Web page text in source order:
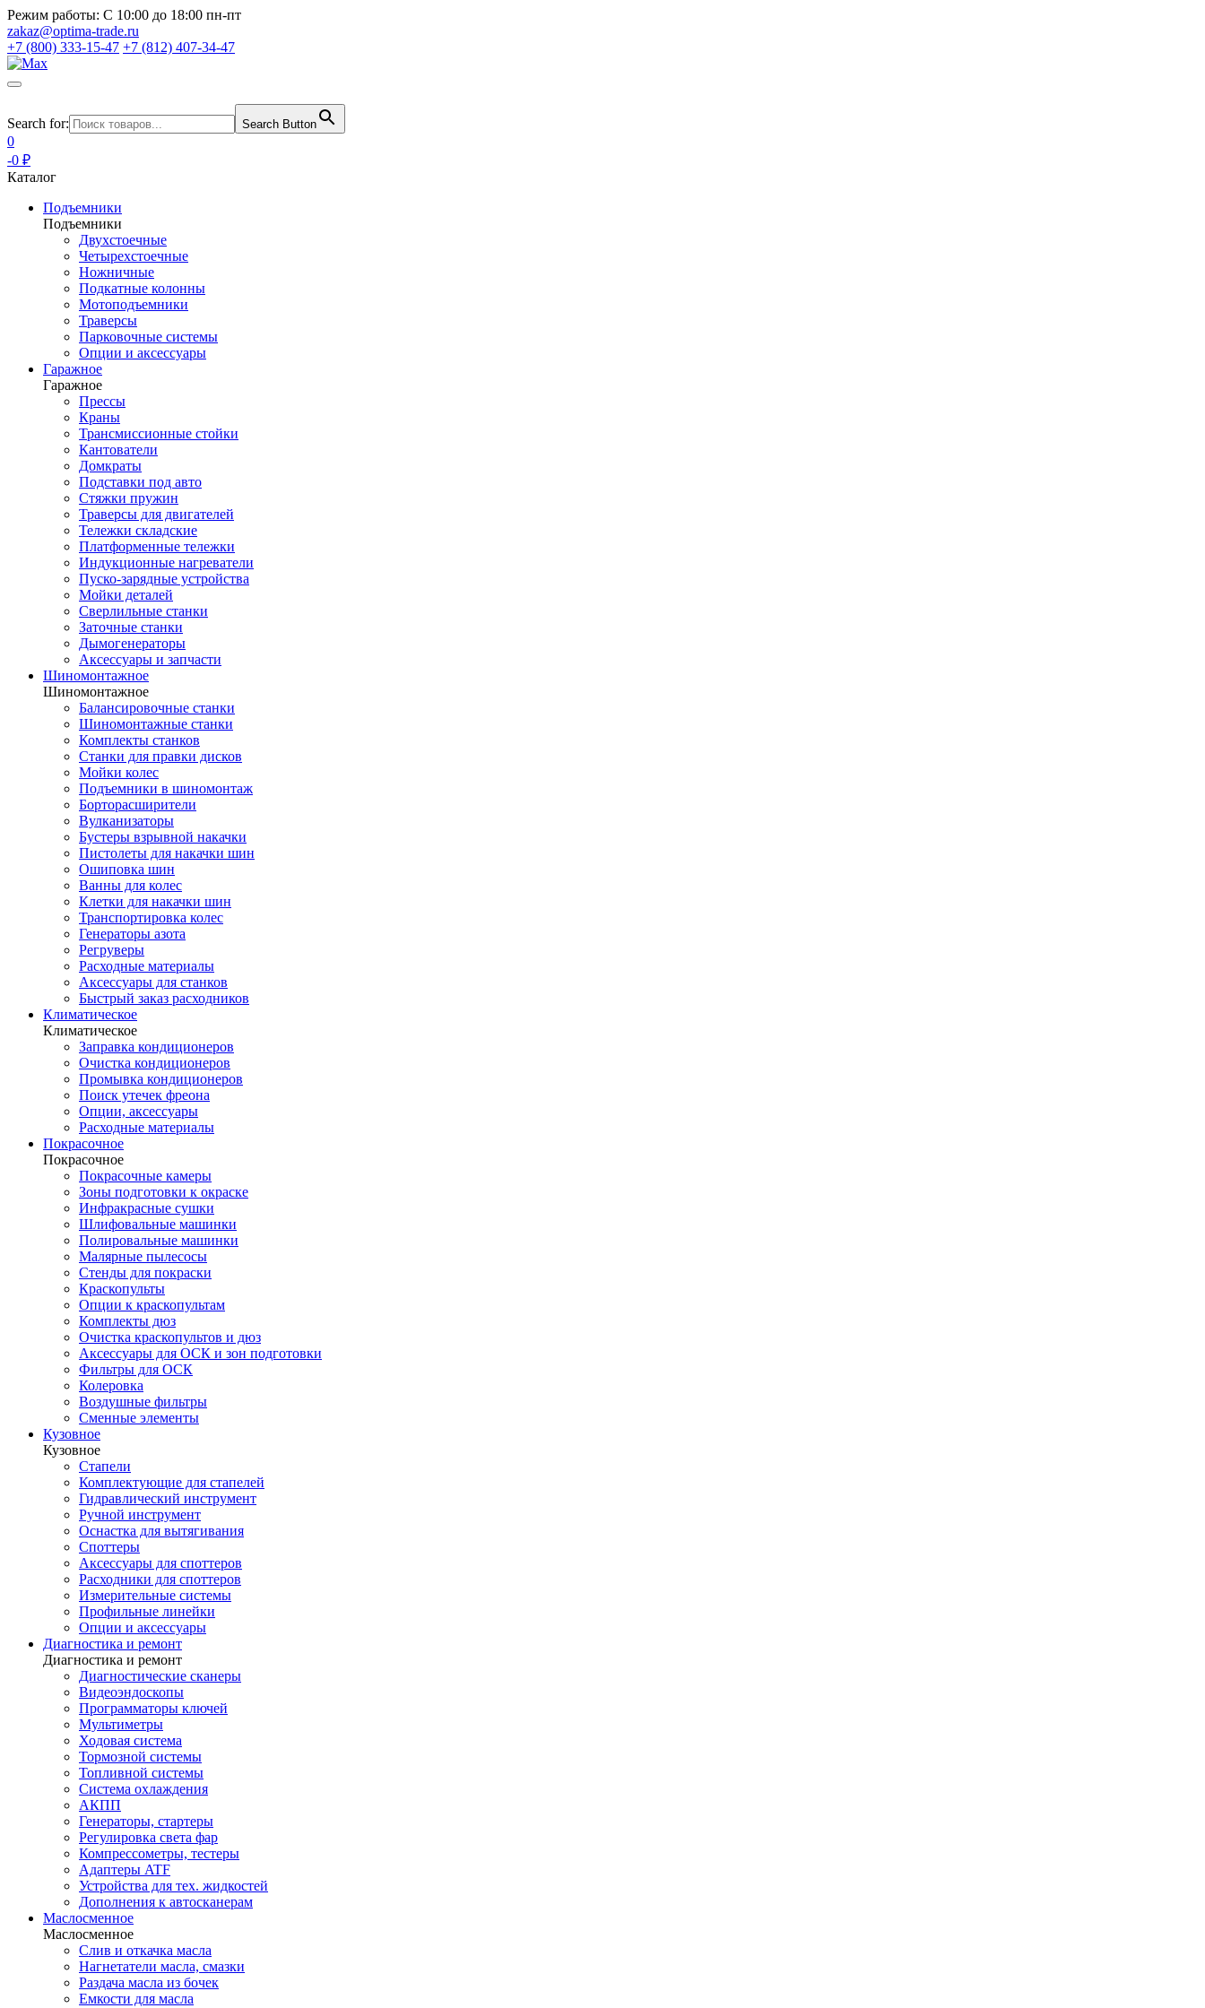
Режим работы: С 10:00 до 18:00 пн-пт
zakaz@optima-trade.ru
+7 (800) 333-15-47 +7 (812) 407-34-47
Search for: Search Button
0
-0 ₽
Каталог
Подъемники
Подъемники
Двухстоечные
Четырехстоечные
Ножничные
Подкатные колонны
Мотоподъемники
Траверсы
Парковочные системы
Опции и аксессуары
Гаражное
Гаражное
Прессы
Краны
Трансмиссионные стойки
Кантователи
Домкраты
Подставки под авто
Стяжки пружин
Траверсы для двигателей
Тележки складские
Платформенные тележки
Индукционные нагреватели
Пуско-зарядные устройства
Мойки деталей
Сверлильные станки
Заточные станки
Дымогенераторы
Аксессуары и запчасти
Шиномонтажное
Шиномонтажное
Балансировочные станки
Шиномонтажные станки
Комплекты станков
Станки для правки дисков
Мойки колес
Подъемники в шиномонтаж
Борторасширители
Вулканизаторы
Бустеры взрывной накачки
Пистолеты для накачки шин
Ошиповка шин
Ванны для колес
Клетки для накачки шин
Транспортировка колес
Генераторы азота
Регруверы
Расходные материалы
Аксессуары для станков
Быстрый заказ расходников
Климатическое
Климатическое
Заправка кондиционеров
Очистка кондиционеров
Промывка кондиционеров
Поиск утечек фреона
Опции, аксессуары
Расходные материалы
Покрасочное
Покрасочное
Покрасочные камеры
Зоны подготовки к окраске
Инфракрасные сушки
Шлифовальные машинки
Полировальные машинки
Малярные пылесосы
Стенды для покраски
Краскопульты
Опции к краскопультам
Комплекты дюз
Очистка краскопультов и дюз
Аксессуары для ОСК и зон подготовки
Фильтры для ОСК
Колеровка
Воздушные фильтры
Сменные элементы
Кузовное
Кузовное
Стапели
Комплектующие для стапелей
Гидравлический инструмент
Ручной инструмент
Оснастка для вытягивания
Споттеры
Аксессуары для споттеров
Расходники для споттеров
Измерительные системы
Профильные линейки
Опции и аксессуары
Диагностика и ремонт
Диагностика и ремонт
Диагностические сканеры
Видеоэндоскопы
Программаторы ключей
Мультиметры
Ходовая система
Тормозной системы
Топливной системы
Система охлаждения
АКПП
Генераторы, стартеры
Регулировка света фар
Компрессометры, тестеры
Адаптеры ATF
Устройства для тех. жидкостей
Дополнения к автосканерам
Маслосменное
Маслосменное
Слив и откачка масла
Нагнетатели масла, смазки
Раздача масла из бочек
Емкости для масла